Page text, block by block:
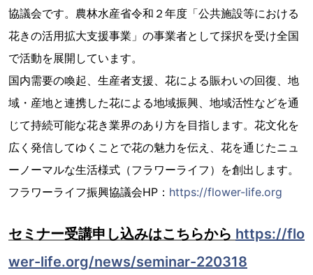
協議会です。農林水産省令和２年度「公共施設等における
花きの活用拡大支援事業」の事業者として採択を受け全国
で活動を展開しています。
国内需要の喚起、生産者支援、花による賑わいの回復、地
域・産地と連携した花による地域振興、地域活性などを通
じて持続可能な花き業界のあり方を目指します。花文化を
広く発信してゆくことで花の魅力を伝え、花を通じたニュ
ーノーマルな生活様式（フラワーライフ）を創出します。
フラワーライフ振興協議会HP： https://flower-life.org
セミナー受講申し込みはこちらから https://flo
wer-life.org/news/seminar-220318